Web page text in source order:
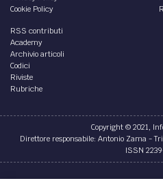
Cookie Policy
RSS contributi
Academy
Archivio articoli
Codici
Riviste
Rubriche
Copyright © 2021,
Direttore responsabile: Antonio Zama -
ISSN